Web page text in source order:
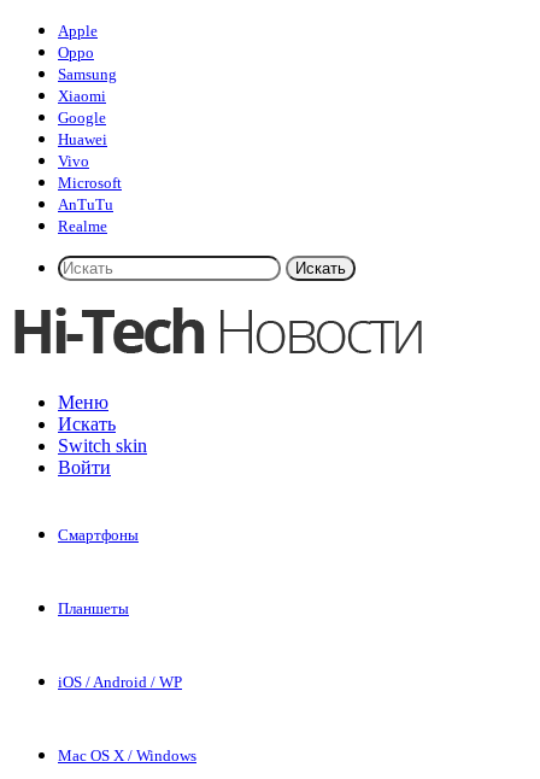
Apple
Oppo
Samsung
Xiaomi
Google
Huawei
Vivo
Microsoft
AnTuTu
Realme
Искать
Меню
Искать
Switch skin
Войти
Смартфоны
Планшеты
iOS / Android / WP
Mac OS X / Windows